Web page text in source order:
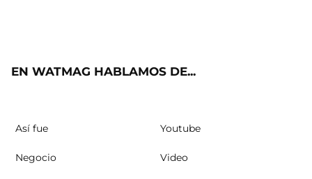
EN WATMAG HABLAMOS DE...
Así fue Youtube
Negocio Video